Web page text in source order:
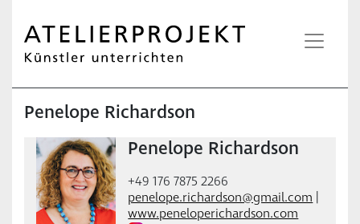
Penelope Richardson
Penelope Richardson
+49 176 7875 2266
penelope.richardson@gmail.com
www.peneloperichardson.com